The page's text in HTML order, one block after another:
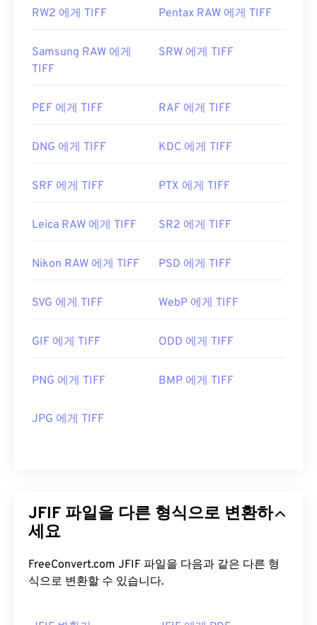
RW2 에게 TIFF Pentax RAW 에게 TIFF
Samsung RAW 에게
TIFF
SRW 에게 TIFF
PEF 에게 TIFF RAF 에게 TIFF
DNG 에게 TIFF KDC 에게 TIFF
SRF 에게 TIFF PTX 에게 TIFF
Leica RAW 에게 TIFF SR2 에게 TIFF
Nikon RAW 에게 TIFF PSD 에게 TIFF
SVG 에게 TIFF WebP 에게 TIFF
GIF 에게 TIFF ODD 에게 TIFF
PNG 에게 TIFF BMP 에게 TIFF
JPG 에게 TIFF
JFIF 파일을 다른 형식으로 변환하
세요
FreeConvert.com JFIF 파일을 다음과 같은 다른 형
식으로 변환할 수 있습니다.